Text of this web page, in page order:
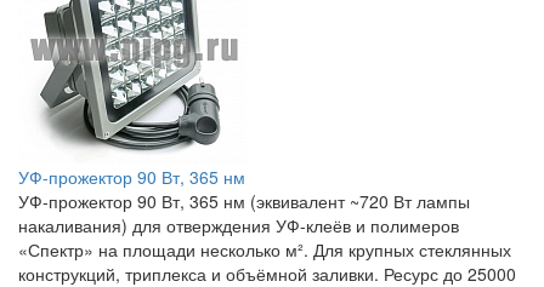
УФ-прожектор 90 Вт, 365 нм
УФ-прожектор 90 Вт, 365 нм (эквивалент ~720 Вт лампы
накаливания) для отверждения УФ-клеёв и полимеров
«Спектр» на площади несколько м². Для крупных стеклянных
конструкций, триплекса и объёмной заливки. Ресурс до 25000